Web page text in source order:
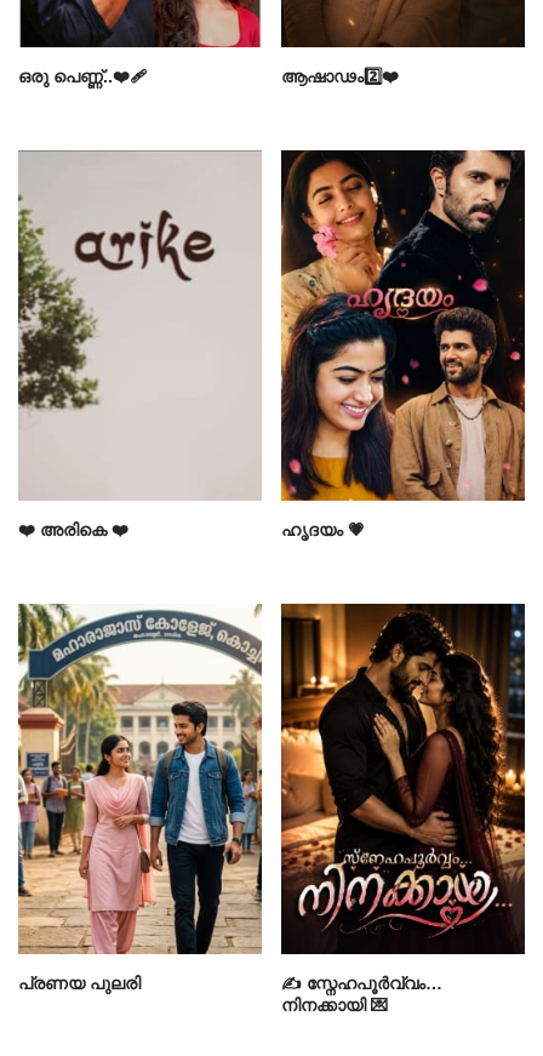
ഒരു പെണ്ണ്..❤️‍🩹 ആഷാഢം2️⃣❤️
❤️ അരികെ ❤️ ഹൃദയം 💗
പ്രണയ പുലരി
✍️ സ്നേഹപൂർവ്വം…
നിനക്കായി 💌